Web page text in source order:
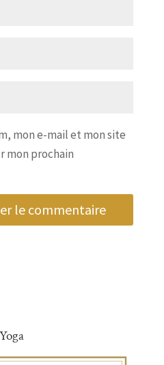
mon e-mail et mon site
mon prochain